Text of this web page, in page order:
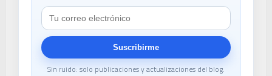
Suscribirme
Sin ruido: solo publicaciones y actualizaciones del blog.